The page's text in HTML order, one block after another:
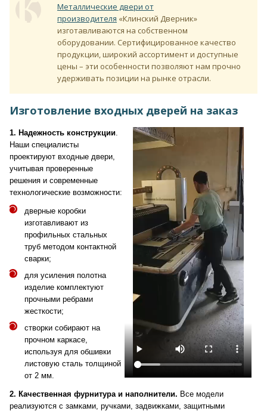
Металлические двери от
производителя «Клинский Дверник»
изготавливаются на собственном
оборудовании. Сертифицированное качество
продукции, широкий ассортимент и доступные
цены – эти особенности позволяют нам прочно
удерживать позиции на рынке отрасли.
Изготовление входных дверей на заказ
1. Надежность конструкции
Наши специалисты
проектируют входные двери,
учитывая проверенные
решения и современные
технологические возможности:
дверные коробки
изготавливают из
профильных стальных
труб методом контактной
сварки;
для усиления полотна
изделие комплектуют
прочными ребрами
жесткости;
створки собирают на
прочном каркасе,
используя для обшивки
листовую сталь толщиной
от 2 мм.
2. Качественная фурнитура и наполнители. Все модели
реализуются с замками, ручками, задвижками, защитными